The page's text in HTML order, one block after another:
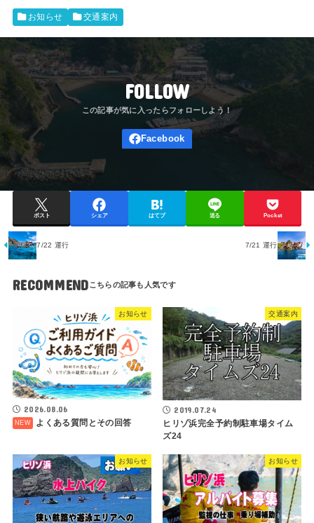
お知らせ 交通案内
FOLLOW
ポスト シェア はてブ 送る Pocket
7/22 運行 7/21 運行
RECOMMEND
お知らせ
2026.08.06
よくある質問とその回答
交通案内
2019.07.24
ヒリゾ浜完全予約制駐車場タイム
ズ24
お知らせ お知らせ